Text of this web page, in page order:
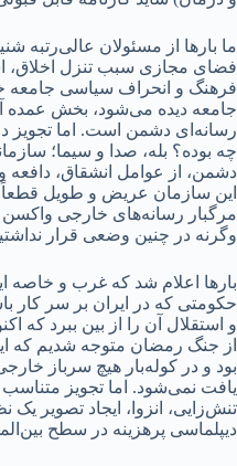
ما بارها از مسئولان عالی‌رتبه
فضای مجازی سبب تنزل اخلاق،
فرهنگ و انحراف سیاسی جامعه
جامعه دیده می‌شود، بخش عمده
رسانه‌ای دشمن است. اما تجویز
چه بوده؟ بله، صدا و سیما؛
دشمن، از عوامل انشقاق،
این سازمان عریض و طویل قطعاً
مرگبار رسانه‌های خارجی واکسن
وگرنه در چنین وضعی قرار
بارها اعلام شد که غرب و خاصه
حکومتی که در ایران بر سر کار
و استقلال آن را از بین ببرد که
از جنگ رمضان متوجه شدیم که
بود و در کوله‌بار هیچ سرباز
یافت نمی‌شود. اما تجویز
تنش‌زایی، انزوا، ایجاد تصویر یک
دیپلماسی پرهزینه در سطح